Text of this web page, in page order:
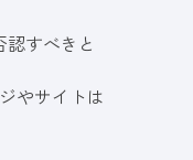
すべきと
やサイトは